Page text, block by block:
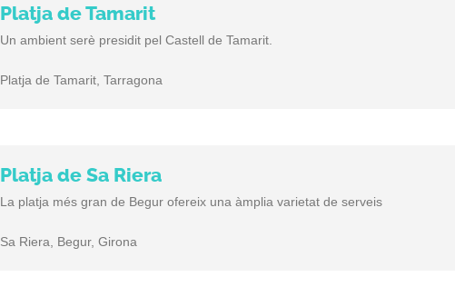
Platja de Tamarit
Un ambient serè presidit pel Castell de Tamarit.
Platja de Tamarit, Tarragona
Platja de Sa Riera
La platja més gran de Begur ofereix una àmplia varietat de serveis
Sa Riera, Begur, Girona